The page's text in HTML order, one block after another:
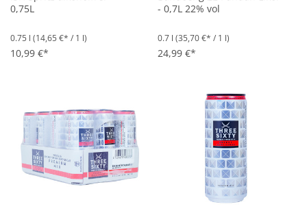
0,75L
0.75 l (14,65 €* / 1 l)
10,99 €*
- 0,7L 22% vol
0.7 l (35,70 €* / 1 l)
24,99 €*